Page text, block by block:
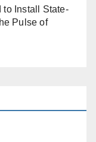
to Install State-
Pulse of